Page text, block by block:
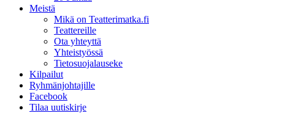
Meistä
Mikä on Teatterimatka.fi
Teattereille
Ota yhteyttä
Yhteistyössä
Tietosuojalauseke
Kilpailut
Ryhmänjohtajille
Facebook
Tilaa uutiskirje